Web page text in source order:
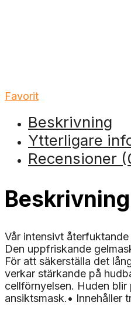
Favorit
Beskrivning
Ytterligare
Recensioner
Beskrivning
Vår intensivt
Den uppfriskande
För att säkerställa det
verkar stärkande på
cellförnyelsen. Huden
ansiktsmask.• Innehåller